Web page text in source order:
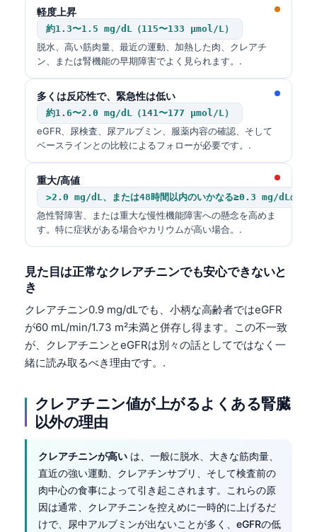
軽度上昇
約1.3〜1.5 mg/dL（115〜133 µmol/L）
脱水、高い筋肉量、最近の運動、加熱した肉、クレアチ
ン、または腎機能の早期障害でよく見られます。.
多くは反応性で、緊急性は低い
約1.6〜2.0 mg/dL（141〜177 µmol/L）
eGFR、尿検査、尿アルブミン、服薬内容の確認、そして
ベースラインとの比較によるフォローが必要です。.
重大/高値
>2.0 mg/dL、または48時間以内のいかなる≥0.3 mg/dLの上昇
急性腎障害、または重大な慢性機能障害への懸念を高めま
す。特に症状がある場合やカリウムが高い場合。.
見た目は正常なクレアチニンでも安心できないと
き
クレアチニン0.9 mg/dLでも、小柄な高齢者ではeGFR
が60 mL/min/1.73 m²未満と併存し得ます。この不一致
が、クレアチニンとeGFRは別々の話としてではなく一
緒に読み取るべき理由です。.
クレアチニン値が上がるよくある腎臓
以外の理由
クレアチニンが高い は、一般に脱水、大きな筋肉量、
直近の強い運動、クレアチンサプリ、そして検査前の
肉中心の食事によって引き起こされます。これらの原
因は通常、クレアチニンを控えめに一時的に上げるだ
けで、尿中アルブミンが出ないことが多く、eGFRの低